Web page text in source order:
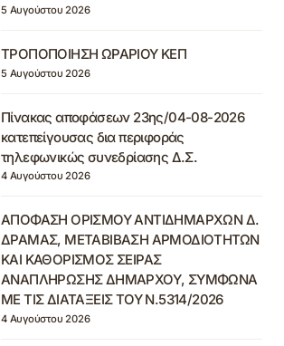
5 Αυγούστου 2026
ΤΡΟΠΟΠΟΙΗΣΗ ΩΡΑΡΙΟΥ ΚΕΠ
5 Αυγούστου 2026
Πίνακας αποφάσεων 23ης/04-08-2026
κατεπείγουσας δια περιφοράς
τηλεφωνικώς συνεδρίασης Δ.Σ.
4 Αυγούστου 2026
ΑΠΟΦΑΣΗ ΟΡΙΣΜΟΥ ΑΝΤΙΔΗΜΑΡΧΩΝ Δ.
ΔΡΑΜΑΣ, ΜΕΤΑΒΙΒΑΣΗ ΑΡΜΟΔΙΟΤΗΤΩΝ
ΚΑΙ ΚΑΘΟΡΙΣΜΟΣ ΣΕΙΡΑΣ
ΑΝΑΠΛΗΡΩΣΗΣ ΔΗΜΑΡΧΟΥ, ΣΥΜΦΩΝΑ
ΜΕ ΤΙΣ ΔΙΑΤΑΞΕΙΣ ΤΟΥ Ν.5314/2026
4 Αυγούστου 2026